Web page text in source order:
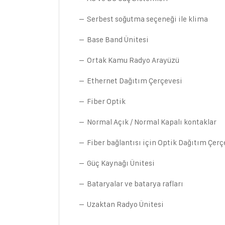
– Serbest soğutma seçeneği ile klima
– Base Band Ünitesi
– Ortak Kamu Radyo Arayüzü
– Ethernet Dağıtım Çerçevesi
– Fiber Optik
– Normal Açık / Normal Kapalı kontaklar
– Fiber bağlantısı için Optik Dağıtım
– Güç Kaynağı Ünitesi
– Bataryalar ve batarya rafları
– Uzaktan Radyo Ünitesi